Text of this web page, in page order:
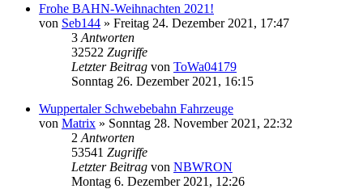
Frohe BAHN-Weihnachten 2021!
von Seb144 » Freitag 24. Dezember 2021, 17:47
3 Antworten
32522 Zugriffe
Letzter Beitrag von ToWa04179
Sonntag 26. Dezember 2021, 16:15
Wuppertaler Schwebebahn Fahrzeuge
von Matrix » Sonntag 28. November 2021, 22:32
2 Antworten
53541 Zugriffe
Letzter Beitrag von NBWRON
Montag 6. Dezember 2021, 12:26